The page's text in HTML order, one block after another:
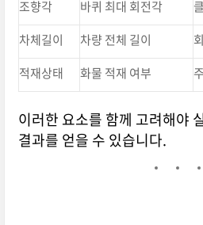
조향각
바퀴 최대 회전각
차체길이
차량 전체 길이
적재상태
화물 적재 여부
이러한 요소를 함께 고려해야
결과를 얻을 수 있습니다.